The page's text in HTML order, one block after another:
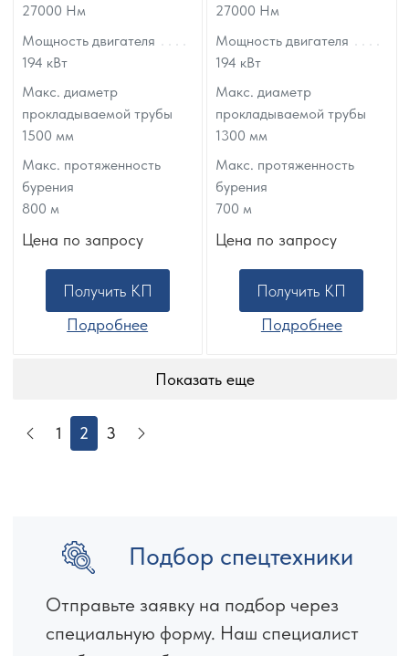
27000 Нм
Мощность двигателя
194 кВт
Макс. диаметр
прокладываемой трубы
1500 мм
Макс. протяженность
бурения
800 м
Цена по запросу
Получить КП
Подробнее
27000 Нм
Мощность двигателя
194 кВт
Макс. диаметр
прокладываемой трубы
1300 мм
Макс. протяженность
бурения
700 м
Цена по запросу
Получить КП
Подробнее
Показать еще
1 2 3
Подбор спецтехники
Отправьте заявку на подбор через
специальную форму. Наш специалист